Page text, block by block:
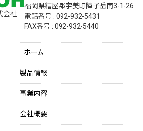
会社
福岡県糟屋郡宇美町障子岳南3-1-26
電話番号 : 092-932-5431
FAX番号 : 092-932-5440
ホーム
製品情報
事業内容
会社概要